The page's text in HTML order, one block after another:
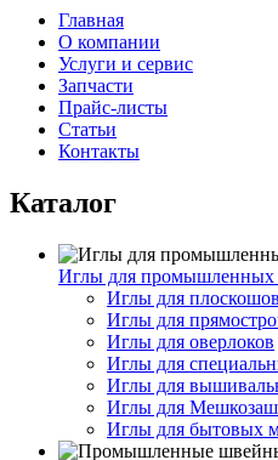
Главная
О компании
Услуги и сервис
Запчасти
Прайс-листы
Статьи
Контакты
Каталог
Иглы для
Иглы для
Иглы для
Иглы для оверлоков
Иглы для
Иглы для
Иглы для
Иглы для бытовых